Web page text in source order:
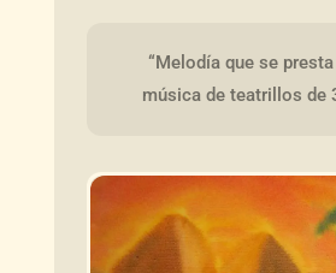
“Melodía que se
música de teatrillos de